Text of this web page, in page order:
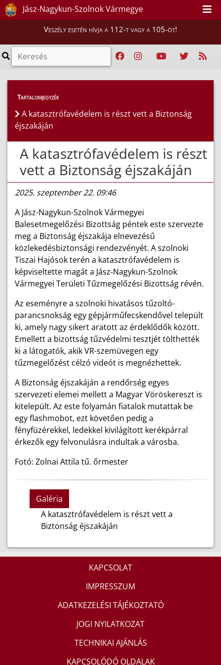
Jász-Nagykun-Szolnok Vármegye
Veszély esetén hívja a 112-t vagy a 105-öt!
Híreink > Hírek
Tartalomjegyzék
A katasztrófavédelem is részt vett a Biztonság
éjszakáján
A katasztrófavédelem is részt
vett a Biztonság éjszakáján
2025. szeptember 22. 09:46
A Jász-Nagykun-Szolnok Vármegyei
Balesetmegelőzési Bizottság péntek este szervezte
meg a Biztonság éjszakája elnevezésű
közlekedésbiztonsági rendezvényét. A szolnoki
Tiszai Hajósok terén a katasztrófavédelem is
képviseltette magát a Jász-Nagykun-Szolnok
Vármegyei Területi Tűzmegelőzési Bizottság révén.
Az eseményre a szolnoki hivatásos tűzoltó-
parancsnokság egy gépjárműfecskendővel települt
ki, amely nagy sikert aratott az érdeklődők között.
Emellett a bizottság tűzvédelmi tesztjét tölthették
ki a látogatók, akik VR-szemüvegen egy
tűzmegelőzést célzó videót is megnézhettek.
A Biztonság éjszakáján a rendőrség egyes
szervezeti elemei mellett a Magyar Vöröskereszt is
kitelepült. Az este folyamán fiatalok mutattak be
egy flashmobot, ezt követően pedig a
fényfüzérekkel, ledekkel kivilágított kerékpárral
érkezők egy felvonulásra indultak a városba.
Fotó: Zolnai Attila tű. őrmester
Galéria
A katasztrófavédelem is részt vett a
Biztonság éjszakáján
KAPCSOLAT
IMPRESSZUM
ADATKEZELÉSI TÁJÉKOZTATÓ
JOGI NYILATKOZAT
TECHNIKAI AJÁNLÁS
KAPCSOLÓDÓ OLDALAK